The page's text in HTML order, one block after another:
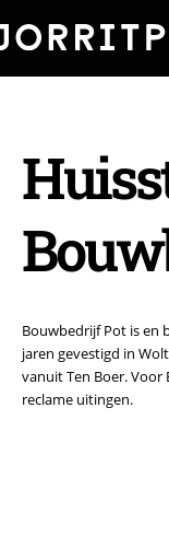
Bouwbedrijf Pot is en
jaren gevestigd in
vanuit Ten Boer.
reclame uitingen.